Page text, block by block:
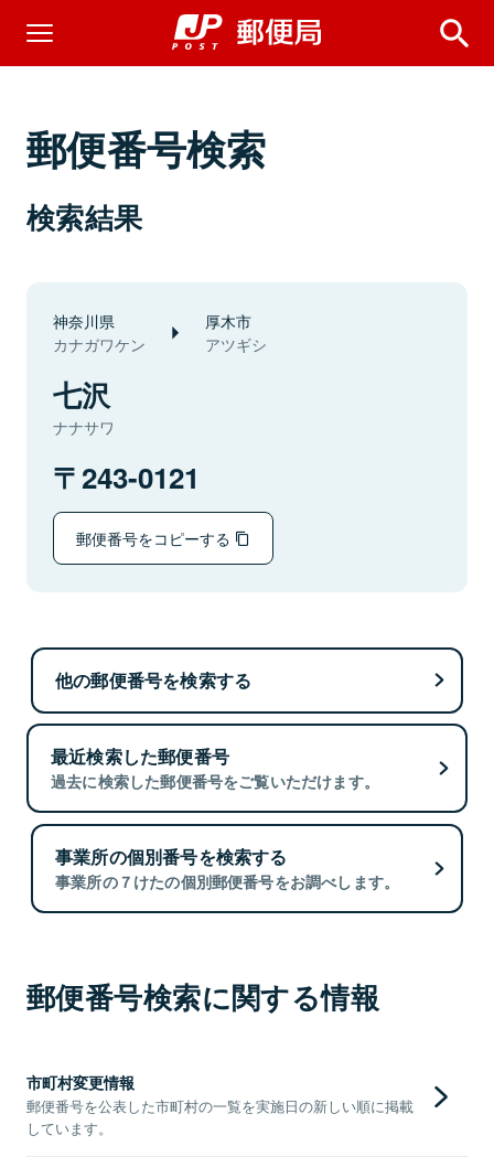
郵便番号検索
検索結果
神奈川県
カナガワケン
厚木市
アツギシ
七沢
ナナサワ
243-0121
郵便番号をコピーする
他の郵便番号を検索する
最近検索した郵便番号
過去に検索した郵便番号をご覧いただけます。
事業所の個別番号を検索する
事業所の７けたの個別郵便番号をお調べします。
郵便番号検索に関する情報
市町村変更情報
郵便番号を公表した市町村の一覧を実施日の新しい順に掲載
しています。